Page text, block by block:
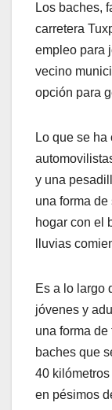
Los baches,
carretera
empleo para
vecino
opción para
Lo que se
y una
una forma de
hogar con el
lluvias
Es a lo largo
jóvenes y
una forma
baches que
40
en pésimos